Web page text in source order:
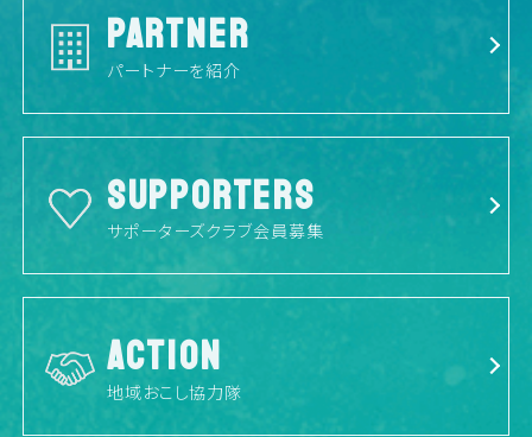
PARTNER
パートナーを紹介
SUPPORTERS
サポーターズクラブ会員募集
ACTION
地域おこし協力隊